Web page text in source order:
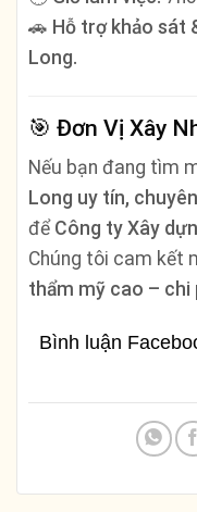
🚗 Hỗ trợ khảo sát
Long.
🎯 Đơn Vị Xây
Nếu bạn đang tìm
Long uy tín,
để Công ty Xây
Chúng tôi cam kết
thẩm mỹ cao – chi
Bình luận